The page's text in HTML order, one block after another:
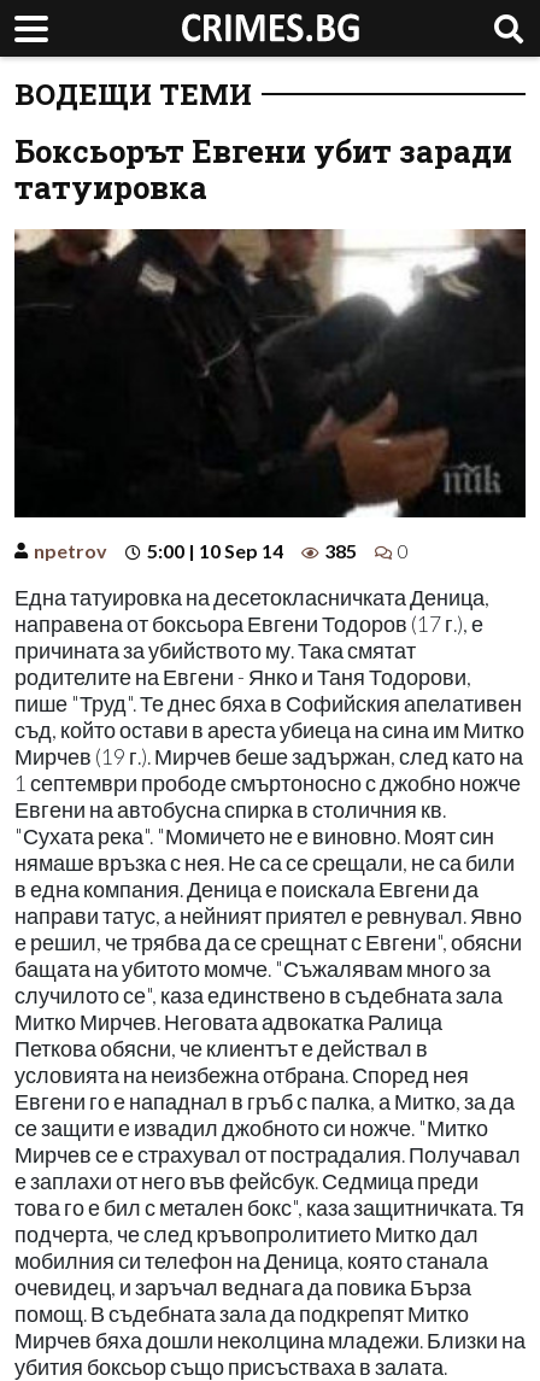
ВОДЕЩИ ТЕМИ
Боксьорът Евгени убит заради
татуировка
npetrov 5:00 | 10 Sep 14 385 0
Една татуировка на десетокласничката Деница,
направена от боксьора Евгени Тодоров (17 г.), е
причината за убийството му. Така смятат
родителите на Евгени - Янко и Таня Тодорови,
пише "Труд". Те днес бяха в Софийския апелативен
съд, който остави в ареста убиеца на сина им Митко
Мирчев (19 г.). Мирчев беше задържан, след като на
1 септември прободе смъртоносно с джобно ножче
Евгени на автобусна спирка в столичния кв.
"Сухата река". "Момичето не е виновно. Моят син
нямаше връзка с нея. Не са се срещали, не са били
в една компания. Деница е поискала Евгени да
направи татус, а нейният приятел е ревнувал. Явно
е решил, че трябва да се срещнат с Евгени", обясни
бащата на убитото момче. "Съжалявам много за
случилото се", каза единствено в съдебната зала
Митко Мирчев. Неговата адвокатка Ралица
Петкова обясни, че клиентът е действал в
условията на неизбежна отбрана. Според нея
Евгени го е нападнал в гръб с палка, а Митко, за да
се защити е извадил джобното си ножче. "Митко
Мирчев се е страхувал от пострадалия. Получавал
е заплахи от него във фейсбук. Седмица преди
това го е бил с метален бокс", каза защитничката. Тя
подчерта, че след кръвопролитието Митко дал
мобилния си телефон на Деница, която станала
очевидец, и заръчал веднага да повика Бърза
помощ. В съдебната зала да подкрепят Митко
Мирчев бяха дошли неколцина младежи. Близки на
убития боксьор също присъстваха в залата.